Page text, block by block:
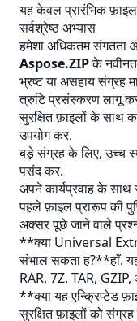
यह केवल प्रारंभिक
सर्वश्रेष्ठ अभ्यास
हमेशा अधिकतम संगतता
Aspose.ZIPके
भ्रष्ट या असहाय संग्रह
त्रुटि प्रसंस्करण लागू
सुरक्षित फ़ाइलों के साथ
उपयोग कर.
बड़े संग्रह के लिए, उच्च
पसंद कर.
अपने कार्यप्रवाह के
पहले फ़ाइल प्रारूप की
अक्सर पूछे जाने वाले
**क्या Universal
संभाल सकता ह?**हाँ.
RAR, 7Z, TAR,
**क्या यह एन्क्रिप्टेड
सुरक्षित फ़ाइलों को